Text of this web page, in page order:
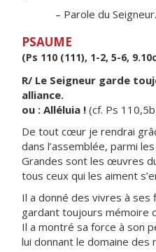
– Parole du Seigneur.
PSAUME
(Ps 110 (111), 1-2, 5-6,
R/ Le Seigneur garde
alliance.
ou : Alléluia ! (cf. Ps
De tout cœur je rendrai
dans l’assemblée, parmi
Grandes sont les œuvres
tous ceux qui les aiment
Il a donné des vivres à ses
gardant toujours mémoire
Il a montré sa force à son
lui donnant le domaine des